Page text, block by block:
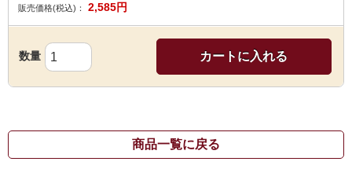
販売価格(税込)： 2,585円
数量 カートに入れる
商品一覧に戻る